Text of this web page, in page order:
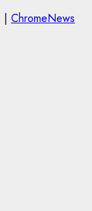
| ChromeNews